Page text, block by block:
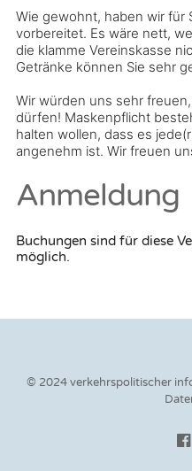
Wie gewohnt, haben wir für
vorbereitet. Es wäre nett,
die klamme Vereinskasse
Getränke können Sie sehr
Wir würden uns sehr
dürfen! Maskenpflicht
halten wollen, dass es
angenehm ist. Wir freuen
Anmeldung
Buchungen sind für diese
möglich.
© 2024 verkehrspolitischer